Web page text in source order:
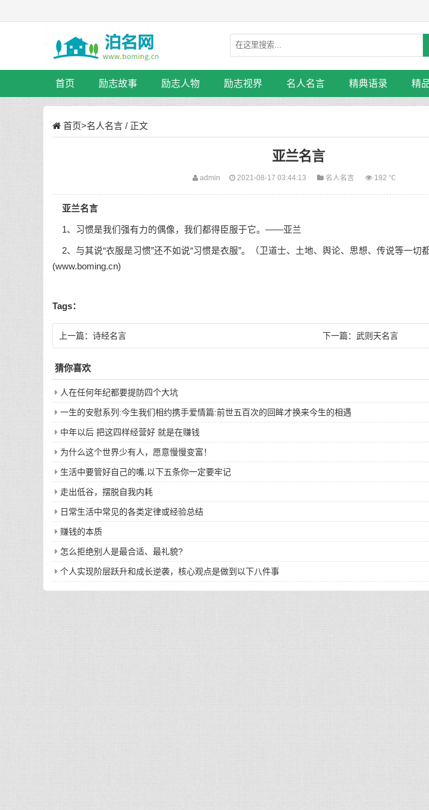
首页 励志故事 励志人物 励志视界 名人名言 精典语录 精
首页>名人名言 / 正文
亚兰名言
admin 2021-08-17 03:44:13 名人名言 192 ℃
亚兰名言
1、习惯是我们强有力的偶像，我们都得臣服于它。——亚兰
2、与其说“衣服是习惯”还不如说“习惯是衣服”。（卫道士、土地、舆论、思想、传说等一
(www.boming.cn)
Tags：
上一篇： 诗经名言 下一篇：武则天名言
猜你喜欢
人在任何年纪都要提防四个大坑
一生的安慰系列:今生我们相约携手爱情篇:前世五百次的回眸才换来今生的相遇
中年以后 把这四样经营好 就是在赚钱
为什么这个世界少有人，愿意慢慢变富！
生活中要管好自己的嘴,以下五条你一定要牢记
走出低谷，摆脱自我内耗
日常生活中常见的各类定律或经验总结
赚钱的本质
怎么拒绝别人是最合适、最礼貌?
个人实现阶层跃升和成长逆袭，核心观点是做到以下八件事